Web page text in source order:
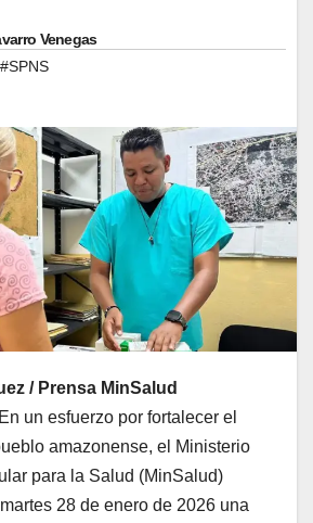
Venegas
#SPNS
/ Prensa MinSalud
En un esfuerzo por fortalecer el
amazonense, el Ministerio
para la Salud (MinSalud)
28 de enero de 2026 una